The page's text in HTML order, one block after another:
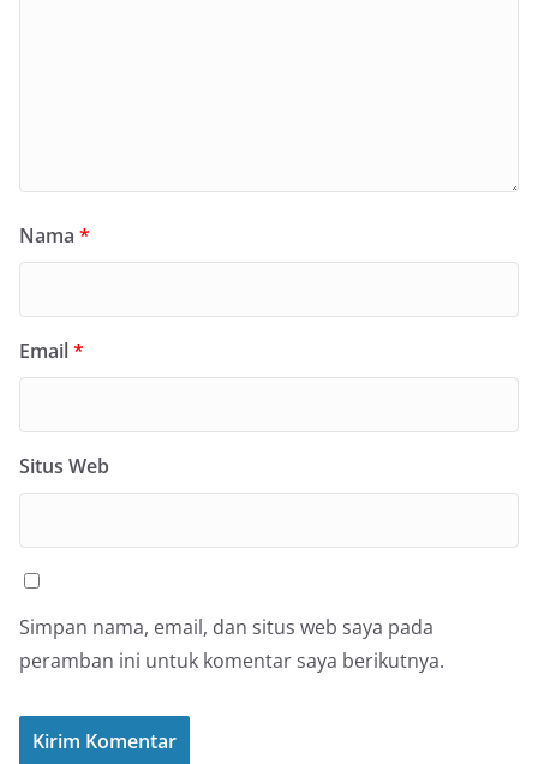
Nama *
Email*
Situs Web
Simpan nama, email, dan situs web saya pada
peramban ini untuk komentar saya berikutnya.